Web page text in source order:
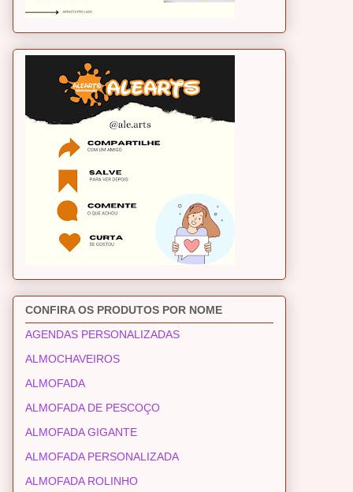
CONFIRA OS PRODUTOS POR NOME
AGENDAS PERSONALIZADAS
ALMOCHAVEIROS
ALMOFADA
ALMOFADA DE PESCOÇO
ALMOFADA GIGANTE
ALMOFADA PERSONALIZADA
ALMOFADA ROLINHO